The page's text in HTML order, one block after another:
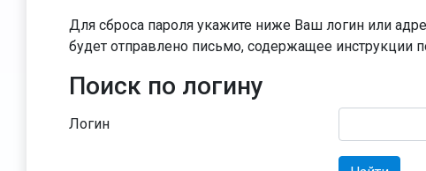
Для сброса пароля укажите ниже Ваш логин или
будет отправлено письмо, содержащее инструкции
Поиск по логину
Поиск по логину
Логин